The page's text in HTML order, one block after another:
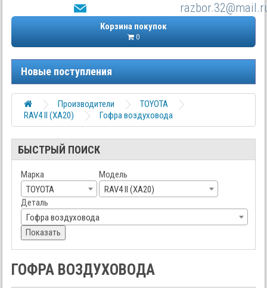
Корзина покупок
0
Новые поступления
Производители
TOYOTA
RAV4 II (XA20)
Гофра воздуховода
БЫСТРЫЙ ПОИСК
Марка
TOYOTA
Модель
RAV4 II (XA20)
Деталь
Гофра воздуховода
Показать
ГОФРА ВОЗДУХОВОДА